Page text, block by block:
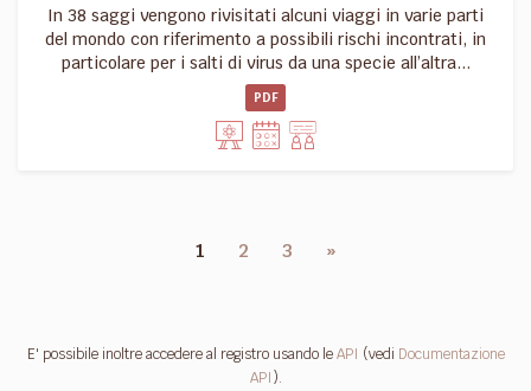
In 38 saggi vengono rivisitati alcuni viaggi in varie parti
del mondo con riferimento a possibili rischi incontrati, in
particolare per i salti di virus da una specie all’altra...
PDF
1 2 3 »
E' possibile inoltre accedere al registro usando leAPI (vedi Documentazione
API).